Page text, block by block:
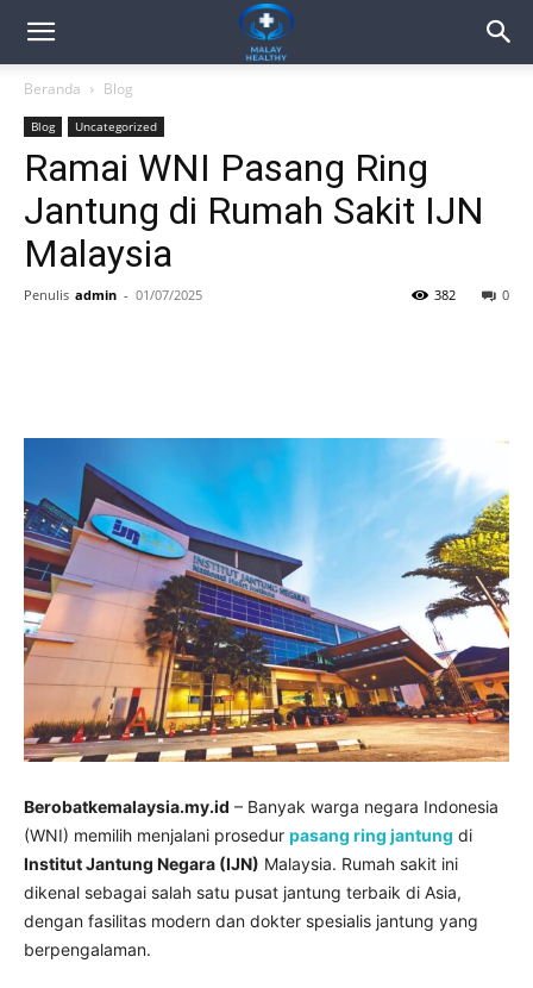
Beranda Blog
Blog Uncategorized
Ramai WNI Pasang Ring
Jantung di Rumah Sakit IJN
Malaysia
Penulis admin - 01/07/2025 0
382
Berobatkemalaysia.my.id – Banyak warga negara Indonesia
(WNI) memilih menjalani prosedur pasang ring jantung di
Institut Jantung Negara (IJN) Malaysia. Rumah sakit ini
dikenal sebagai salah satu pusat jantung terbaik di Asia,
dengan fasilitas modern dan dokter spesialis jantung yang
berpengalaman.